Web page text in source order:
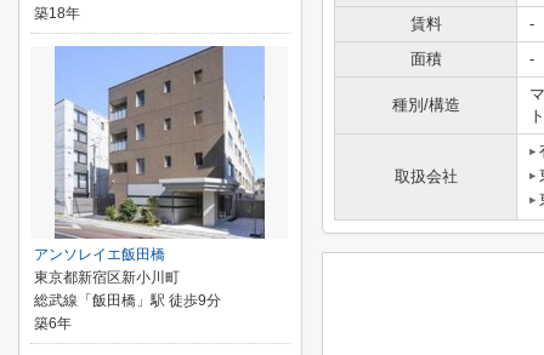
賃料
-
面積
-
種別/構造
ト
取扱会社
築18年
アンソレイエ飯田橋
東京都新宿区新小川町
総武線「飯田橋」駅 徒歩9分
築6年